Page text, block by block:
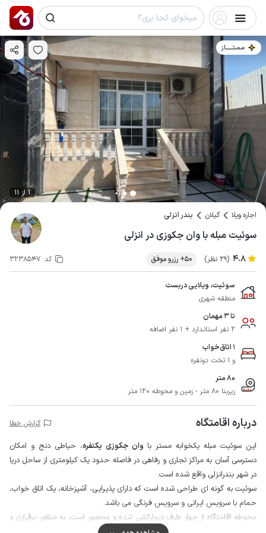
مـمـتــــــاز
1 از 11
اجاره ویلا گیلان بندر انزلی
سوئیت مبله با وان جکوزی در انزلی
4.8 (29 نظر) 50+ رزرو موفق کد: 3238547
سوئیت، ویلایی دربست
منطقه شهری
تا 3 مهمان
2 نفر استاندارد + 1 نفر اضافه
1 اتاق‌خواب
و 1 تخت دونفره
80 متر
زیربنا 80 متر - زمین و محوطه 120 متر
درباره اقامتگاه گزارش خطا
این سوئیت مبله یکخوابه مستر با وان جکوزی یکنفره، حیاطی دنج و امکان
دسترسی آسان به مراکز تجاری و رفاهی در فاصله حدود یک کیلومتری از ساحل دریا
در شهر بندرانزلی واقع شده است.
سوئیت به گونه ای طراحی شده است که دارای پذیرایی، آشپزخانه، یک اتاق خواب،
حمام با سرویس ایرانی و سرویس فرنگی می باشد.
محوطه اقامتگاه از چهار طرف دیوارکشی شده و محصور است، به منظور برقراری و